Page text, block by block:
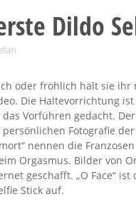
Dildo
oder fröhlich hält sie ihr
Die Haltevorrichtung
Vorführen gedacht. Der
Fotografie
nennen die
Orgasmus. Bilder von
geschafft. „O Face“
Stick auf.